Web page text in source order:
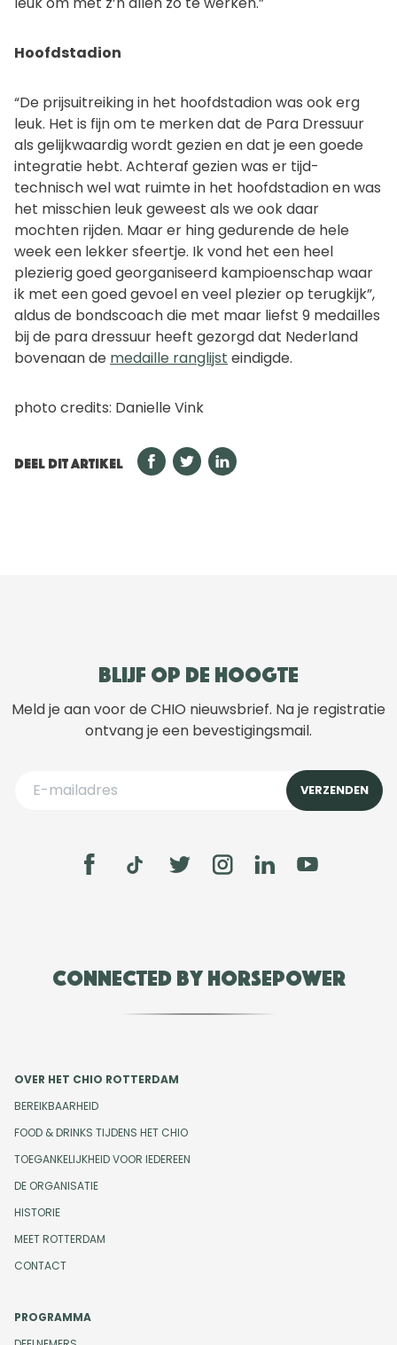
Hoofdstadion
“De prijsuitreiking in het hoofdstadion was ook erg
leuk. Het is fijn om te merken dat de Para Dressuur
als gelijkwaardig wordt gezien en dat je een goede
integratie hebt. Achteraf gezien was er tijd-
technisch wel wat ruimte in het hoofdstadion en was
het misschien leuk geweest als we ook daar
mochten rijden. Maar er hing gedurende de hele
week een lekker sfeertje. Ik vond het een heel
plezierig goed georganiseerd kampioenschap waar
ik met een goed gevoel en veel plezier op terugkijk”,
aldus de bondscoach die met maar liefst 9 medailles
bij de para dressuur heeft gezorgd dat Nederland
bovenaan de medaille ranglijst eindigde.
photo credits: Danielle Vink
DEEL DIT ARTIKEL
Blijf op de hoogte
Meld je aan voor de CHIO nieuwsbrief. Na je registratie
ontvang je een bevestigingsmail.
Connected by Horsepower
OVER HET CHIO ROTTERDAM
BEREIKBAARHEID
FOOD & DRINKS TIJDENS HET CHIO
TOEGANKELIJKHEID VOOR IEDEREEN
DE ORGANISATIE
HISTORIE
MEET ROTTERDAM
CONTACT
PROGRAMMA